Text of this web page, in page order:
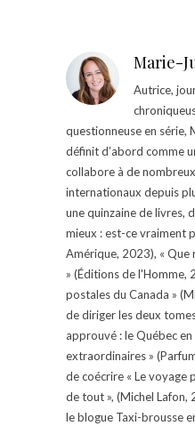
Marie-
Autrice,
questionneuse en série,
définit d’abord comme
collabore à de
internationaux depuis
une quinzaine de livres,
mieux : est-ce vraiment
Amérique, 2023), « Que
» (Éditions de l'Homme,
postales du Canada »
de diriger les deux
approuvé : le Québec
extraordinaires »
de coécrire « Le voyage
de tout », (Michel Lafon,
le blogue Taxi-brousse